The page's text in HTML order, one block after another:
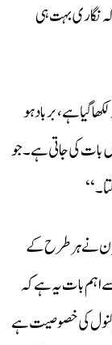
نگاری بہت ہی
گیاہے، برباد ہو
بات کی جاتی ہے۔جو
نے ہر طرح کے
اہم بات یہ ہے کہ
کنول کی خصوصیت ہے